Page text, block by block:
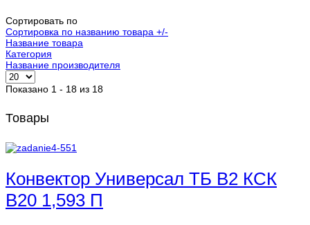
Сортировать по
Сортировка по названию товара +/-
Название товара
Категория
Название производителя
Показано 1 - 18 из 18
Товары
Конвектор Универсал ТБ В2 КСК
В20 1,593 П